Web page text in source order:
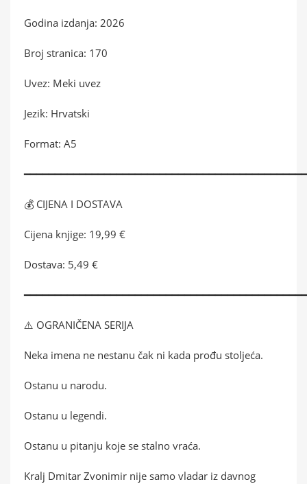
Godina izdanja: 2026
Broj stranica: 170
Uvez: Meki uvez
Jezik: Hrvatski
Format: A5
💰 CIJENA I DOSTAVA
Cijena knjige: 19,99 €
Dostava: 5,49 €
⚠️ OGRANIČENA SERIJA
Neka imena ne nestanu čak ni kada prođu stoljeća.
Ostanu u narodu.
Ostanu u legendi.
Ostanu u pitanju koje se stalno vraća.
Kralj Dmitar Zvonimir nije samo vladar iz davnog